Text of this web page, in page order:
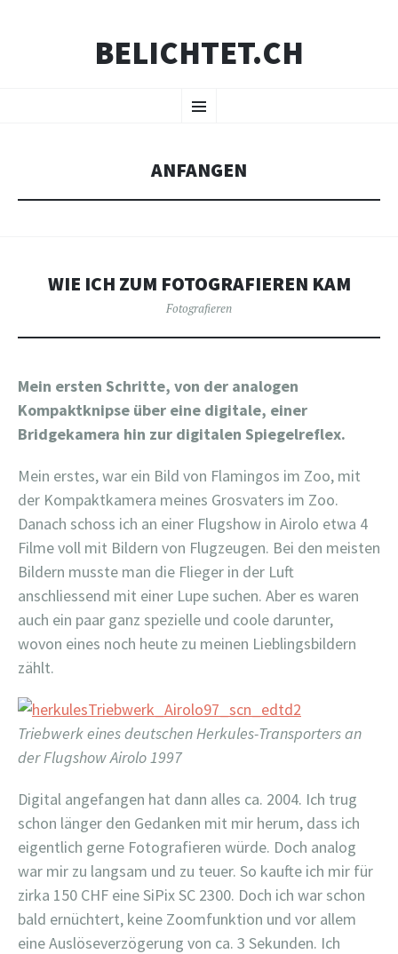
BELICHTET.CH
Menü
INHALT
ANFANGEN
WIE ICH ZUM FOTOGRAFIEREN KAM
Fotografieren
Mein ersten Schritte, von der analogen
Kompaktknipse über eine digitale, einer
Bridgekamera hin zur digitalen Spiegelreflex.
Mein erstes, war ein Bild von Flamingos im Zoo, mit
der Kompaktkamera meines Grosvaters im Zoo.
Danach schoss ich an einer Flugshow in Airolo etwa 4
Filme voll mit Bildern von Flugzeugen. Bei den meisten
Bildern musste man die Flieger in der Luft
anschliessend mit einer Lupe suchen. Aber es waren
auch ein paar ganz spezielle und coole darunter,
wovon eines noch heute zu meinen Lieblingsbildern
zählt.
Triebwerk eines deutschen Herkules-Transporters an
der Flugshow Airolo 1997
Digital angefangen hat dann alles ca. 2004. Ich trug
schon länger den Gedanken mit mir herum, dass ich
eigentlich gerne Fotografieren würde. Doch analog
war mir zu langsam und zu teuer. So kaufte ich mir für
zirka 150 CHF eine SiPix SC 2300. Doch ich war schon
bald ernüchtert, keine Zoomfunktion und vor allem
eine Auslöseverzögerung von ca. 3 Sekunden. Ich